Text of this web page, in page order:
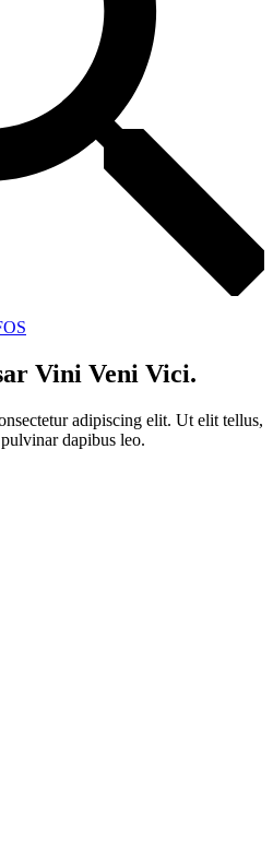
Vini Veni Vici.
adipiscing elit. Ut elit tellus,
dapibus leo.